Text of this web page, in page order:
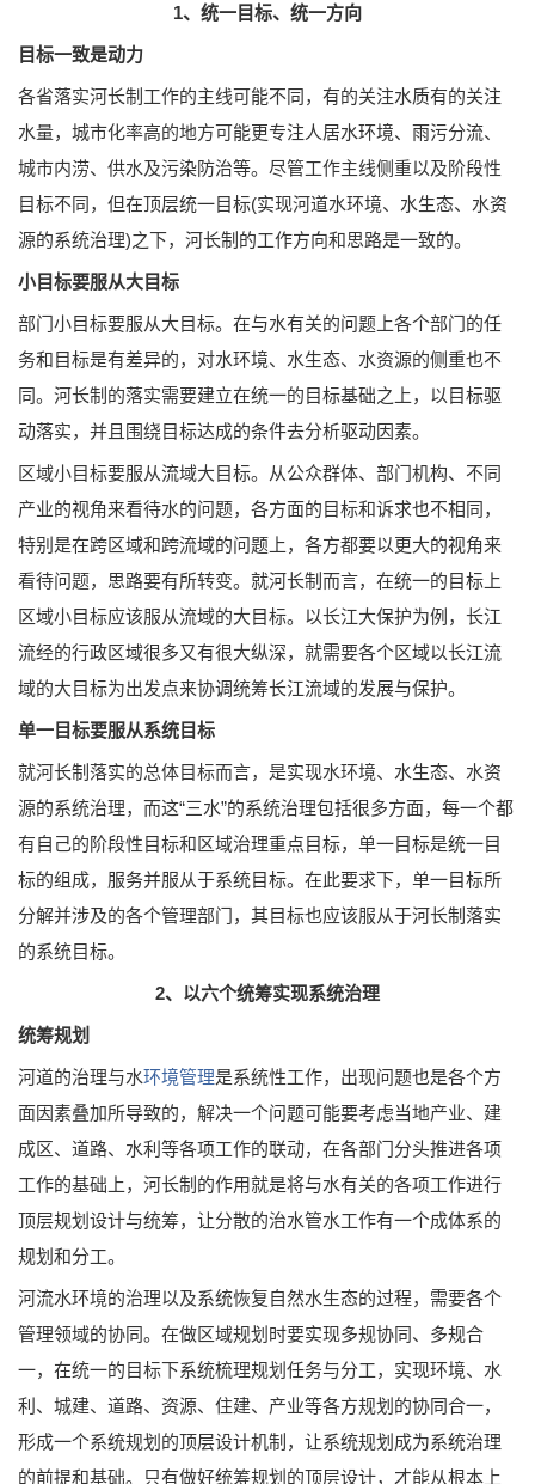
1、统一目标、统一方向
目标一致是动力
各省落实河长制工作的主线可能不同，有的关注水质有的关注
水量，城市化率高的地方可能更专注人居水环境、雨污分流、
城市内涝、供水及污染防治等。尽管工作主线侧重以及阶段性
目标不同，但在顶层统一目标(实现河道水环境、水生态、水资
源的系统治理)之下，河长制的工作方向和思路是一致的。
小目标要服从大目标
部门小目标要服从大目标。在与水有关的问题上各个部门的任
务和目标是有差异的，对水环境、水生态、水资源的侧重也不
同。河长制的落实需要建立在统一的目标基础之上，以目标驱
动落实，并且围绕目标达成的条件去分析驱动因素。
区域小目标要服从流域大目标。从公众群体、部门机构、不同
产业的视角来看待水的问题，各方面的目标和诉求也不相同，
特别是在跨区域和跨流域的问题上，各方都要以更大的视角来
看待问题，思路要有所转变。就河长制而言，在统一的目标上
区域小目标应该服从流域的大目标。以长江大保护为例，长江
流经的行政区域很多又有很大纵深，就需要各个区域以长江流
域的大目标为出发点来协调统筹长江流域的发展与保护。
单一目标要服从系统目标
就河长制落实的总体目标而言，是实现水环境、水生态、水资
源的系统治理，而这“三水”的系统治理包括很多方面，每一个都
有自己的阶段性目标和区域治理重点目标，单一目标是统一目
标的组成，服务并服从于系统目标。在此要求下，单一目标所
分解并涉及的各个管理部门，其目标也应该服从于河长制落实
的系统目标。
2、以六个统筹实现系统治理
统筹规划
河道的治理与水环境管理是系统性工作，出现问题也是各个方
面因素叠加所导致的，解决一个问题可能要考虑当地产业、建
成区、道路、水利等各项工作的联动，在各部门分头推进各项
工作的基础上，河长制的作用就是将与水有关的各项工作进行
顶层规划设计与统筹，让分散的治水管水工作有一个成体系的
规划和分工。
河流水环境的治理以及系统恢复自然水生态的过程，需要各个
管理领域的协同。在做区域规划时要实现多规协同、多规合
一，在统一的目标下系统梳理规划任务与分工，实现环境、水
利、城建、道路、资源、住建、产业等各方规划的协同合一，
形成一个系统规划的顶层设计机制，让系统规划成为系统治理
的前提和基础。只有做好统筹规划的顶层设计，才能从根本上